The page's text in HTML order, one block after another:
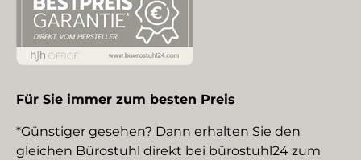
Für Sie immer zum besten Preis
*Günstiger gesehen? Dann erhalten Sie den
gleichen Bürostuhl direkt bei bürostuhl24 zum